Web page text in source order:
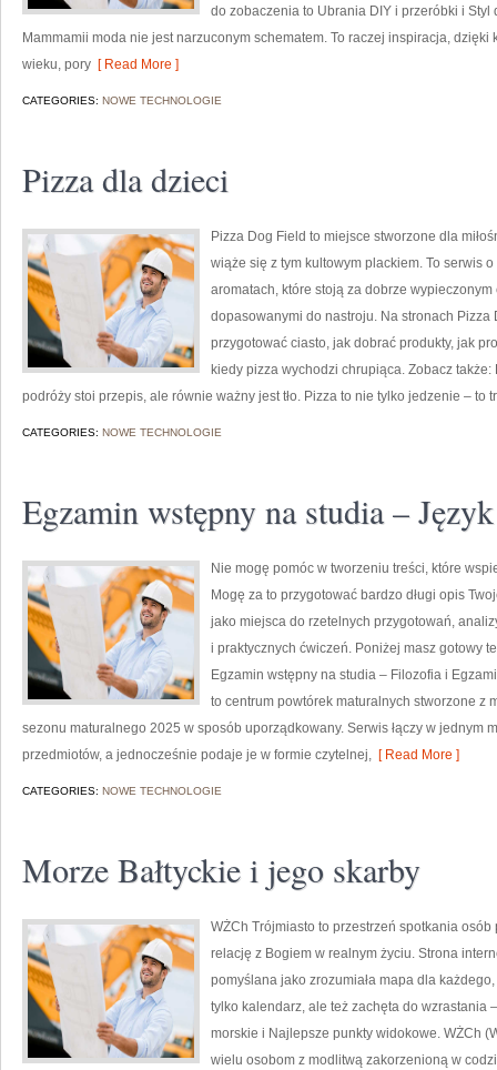
do zobaczenia to Ubrania DIY i przeróbki i
Mammamii moda nie jest narzuconym schematem. To raczej inspiracja,
wieku, pory [ Read More ]
CATEGORIES: NOWE TECHNOLOGIE
Pizza dla dzieci
Pizza Dog Field to miejsce stworzone dla
wiąże się z tym kultowym plackiem. To serwis
aromatach, które stoją za dobrze
dopasowanymi do nastroju. Na stronach Pizza
przygotować ciasto, jak dobrać produkty, jak
kiedy pizza wychodzi chrupiąca. Zobacz
podróży stoi przepis, ale równie ważny jest tło. Pizza to nie tylko jedzenie – to
CATEGORIES: NOWE TECHNOLOGIE
Egzamin wstępny na studia –
Nie mogę pomóc w tworzeniu treści, które
Mogę za to przygotować bardzo długi opis
jako miejsca do rzetelnych przygotowań,
i praktycznych ćwiczeń. Poniżej masz gotowy
Egzamin wstępny na studia – Filozofia i
to centrum powtórek maturalnych stworzone z
sezonu maturalnego 2025 w sposób uporządkowany. Serwis łączy w jednym
przedmiotów, a jednocześnie podaje je w formie czytelnej, [ Read More ]
CATEGORIES: NOWE TECHNOLOGIE
Morze Bałtyckie i jego skarby
WŻCh Trójmiasto to przestrzeń spotkania
relację z Bogiem w realnym życiu. Strona
pomyślana jako zrozumiała mapa dla
tylko kalendarz, ale też zachęta do wzrastania
morskie i Najlepsze punkty widokowe. WŻCh
wielu osobom z modlitwą zakorzenioną w